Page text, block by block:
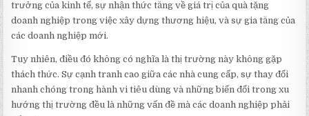
trưởng của kinh tế, sự nhận thức tăng về giá trị của quà tặng
doanh nghiệp trong việc xây dựng thương hiệu, và sự gia tăng của
các doanh nghiệp mới.
Tuy nhiên, điều đó không có nghĩa là thị trường này không gặp
thách thức. Sự cạnh tranh cao giữa các nhà cung cấp, sự thay đổi
nhanh chóng trong hành vi tiêu dùng và những biến đổi trong xu
hướng thị trường đều là những vấn đề mà các doanh nghiệp phải